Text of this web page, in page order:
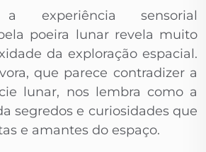
experiência sensorial
poeira lunar revela muito
da exploração espacial.
que parece contradizer a
lunar, nos lembra como a
segredos e curiosidades que
e amantes do espaço.